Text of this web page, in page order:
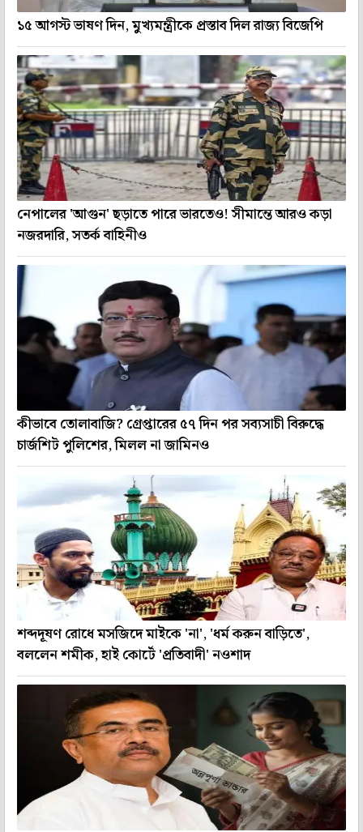
১৫ আগস্ট ভাষণ দিন, মুখ্যমন্ত্রীকে প্রস্তাব দিল রাজ্য বিজেপি
নেপালের 'আগুন' ছড়াতে পারে ভারতেও! সীমান্তে আরও কড়া
নজরদারি, সতর্ক বাহিনীও
কীভাবে তোলাবাজি? গ্রেপ্তারের ৫৭ দিন পর সব্যসাচী বিরুদ্ধে
চার্জশিট পুলিশের, মিলল না জামিনও
শব্দদূষণ রোধে মসজিদে মাইকে 'না', 'ধর্ম করুন বাড়িতে',
বললেন শমীক, হাই কোর্টে 'প্রতিবাদী' নওশাদ